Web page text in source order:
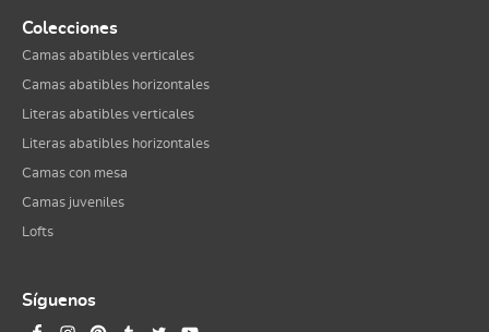
Colecciones
Camas abatibles verticales
Camas abatibles horizontales
Literas abatibles verticales
Literas abatibles horizontales
Camas con mesa
Camas juveniles
Lofts
Síguenos